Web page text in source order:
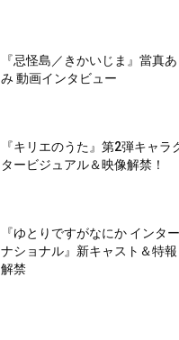
『忌怪島／きかいじま』當真あ
み 動画インタビュー
『キリエのうた』第2弾キャラ
タービジュアル＆映像解禁！
『ゆとりですがなにか インター
ナショナル』新キャスト＆特報
解禁